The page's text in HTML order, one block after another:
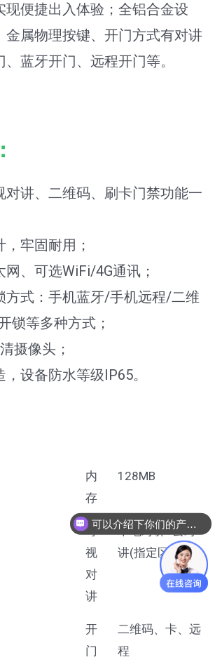
现便捷出入体验；全铝合金设
金属物理按键、开门方式有对讲
蓝牙开门、远程开门等。
对讲、二维码、刷卡门禁功能一
，牢固耐用；
网、可选WiFi/4G通讯；
方式：手机蓝牙/手机远程/二维
锁等多种方式；
摄像头；
设备防水等级IP65。
内
存
128MB
可
视
对
讲
本地对讲+云对
讲(指定区域)
开
门
二维码、卡、远
程
可以介绍下你们的产品么